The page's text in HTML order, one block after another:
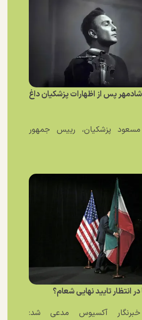
پس از اظهارات پزشکیان داغ
مسعود پزشکیان، رییس جمهور
در انتظار تایید نهایی شعام؟
خبرنگار آکسیوس مدعی شد: